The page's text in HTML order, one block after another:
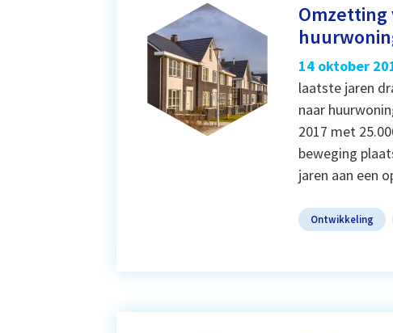
14 oktober
laatste jaren
naar
2017 met
beweging
jaren aan een
Ontwikkeling